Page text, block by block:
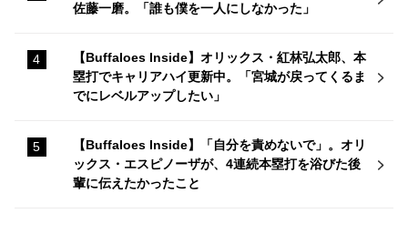
佐藤一磨。「誰も僕を一人にしなかった」
【Buffaloes Inside】オリックス・紅林弘太郎、本
塁打でキャリアハイ更新中。「宮城が戻ってくるま
でにレベルアップしたい」
【Buffaloes Inside】「自分を責めないで」。オリ
ックス・エスピノーザが、4連続本塁打を浴びた後
輩に伝えたかったこと